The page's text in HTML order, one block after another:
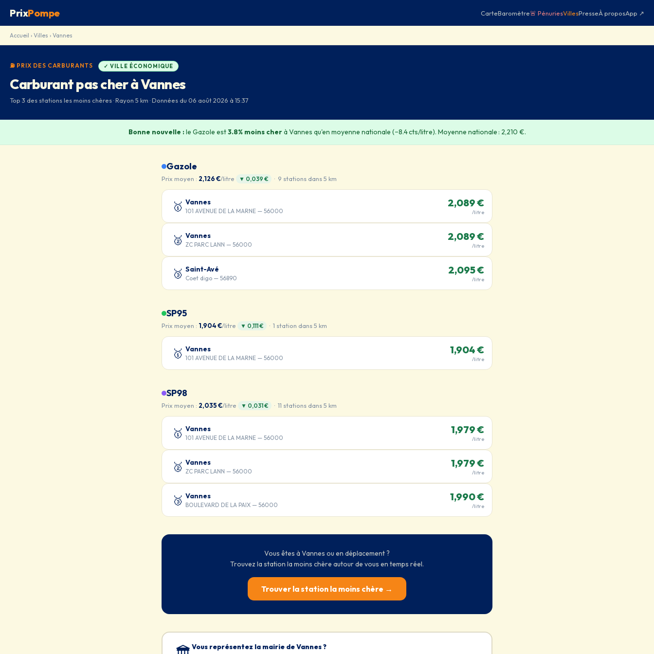
PrixPompe CarteBaromètre🚨 PénuriesVillesPresseÀ proposApp ↗
Accueil › Villes › Vannes
⛽ PRIX DES CARBURANTS ✓ VILLE ÉCONOMIQUE
Carburant pas cher à Vannes
Top 3 des stations les moins chères · Rayon 5 km · Données du 06 août 2026 à 15:37
Bonne nouvelle :le Gazole est3.8% moins cherà Vannes qu'en moyenne nationale (−8.4 cts/litre). Moyenne nationale : 2,210 €.
Gazole
Prix moyen : 2,126 €/litre ▼ 0,039 € · 9 stations dans 5 km
🥇 Vannes
101 AVENUE DE LA MARNE — 56000
2,089 €
/litre
🥈 Vannes
ZC PARC LANN — 56000
2,089 €
/litre
🥉 Saint-Avé
Coet digo — 56890
2,095 €
/litre
SP95
Prix moyen : 1,904 €/litre ▼ 0,111 € · 1 station dans 5 km
🥇 Vannes
101 AVENUE DE LA MARNE — 56000
1,904 €
/litre
SP98
Prix moyen : 2,035 €/litre ▼ 0,031 € · 11 stations dans 5 km
🥇 Vannes
101 AVENUE DE LA MARNE — 56000
1,979 €
/litre
🥈 Vannes
ZC PARC LANN — 56000
1,979 €
/litre
🥉 Vannes
BOULEVARD DE LA PAIX — 56000
1,990 €
/litre
Vous êtes à Vannes ou en déplacement ?
Trouvez la station la moins chère autour de vous en temps réel.
Trouver la station la moins chère →
Vous représentez la mairie de Vannes ?